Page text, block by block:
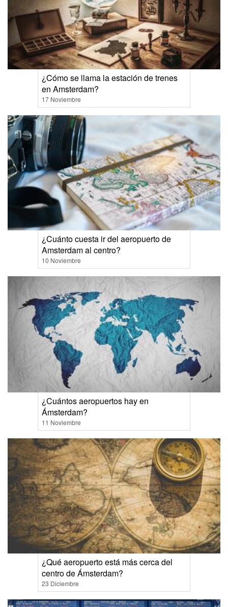
¿Cómo se llama la estación de trenes
en Amsterdam?
17 Noviembre
¿Cuánto cuesta ir del aeropuerto de
Amsterdam al centro?
10 Noviembre
¿Cuántos aeropuertos hay en
Ámsterdam?
11 Noviembre
¿Qué aeropuerto está más cerca del
centro de Ámsterdam?
23 Diciembre